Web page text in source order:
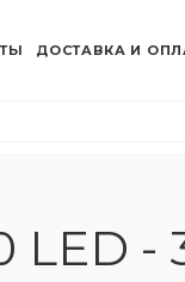
ДОСТАВКА И
-